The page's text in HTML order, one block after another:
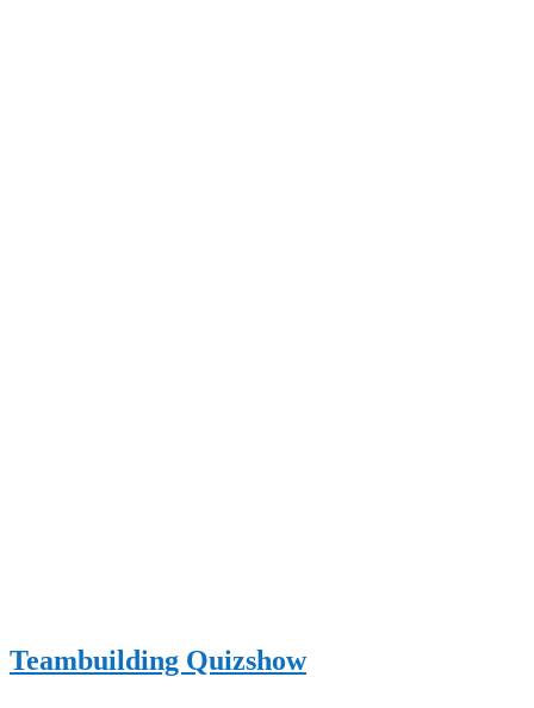
Teambuilding Quizshow